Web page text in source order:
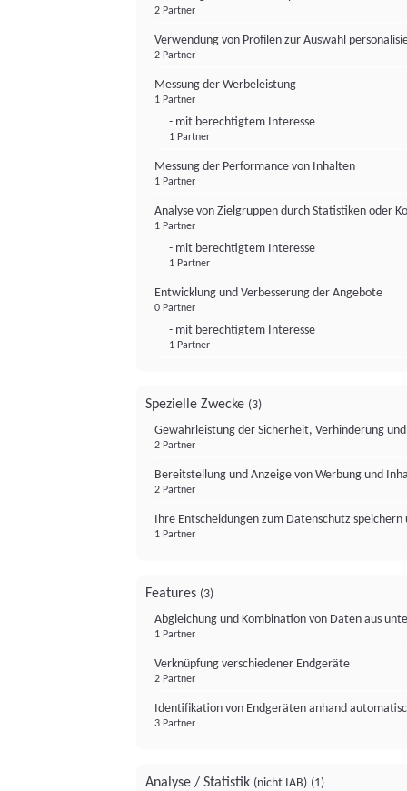
2 Partner
Verwendung von Profilen zur Auswahl
2 Partner
Messung der Werbeleistung
1 Partner
- mit berechtigtem Interesse
1 Partner
Messung der Performance von Inhalten
1 Partner
Analyse von Zielgruppen durch Statistiken oder
1 Partner
- mit berechtigtem Interesse
1 Partner
Entwicklung und Verbesserung der Angebote
0 Partner
- mit berechtigtem Interesse
1 Partner
Spezielle Zwecke (3)
Gewährleistung der Sicherheit, Verhinderung
2 Partner
Bereitstellung und Anzeige von Werbung und
2 Partner
Ihre Entscheidungen zum Datenschutz
1 Partner
Features (3)
Abgleichung und Kombination von Daten aus
1 Partner
Verknüpfung verschiedener Endgeräte
2 Partner
Identifikation von Endgeräten anhand
3 Partner
Analyse / Statistik (nicht IAB) (1)